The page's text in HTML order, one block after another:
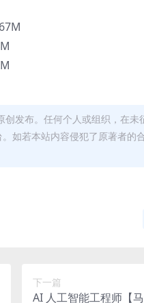
发布。任何个人或组织，在
如若本站内容侵犯了原著者的
下一篇
AI 人工智能工程师【